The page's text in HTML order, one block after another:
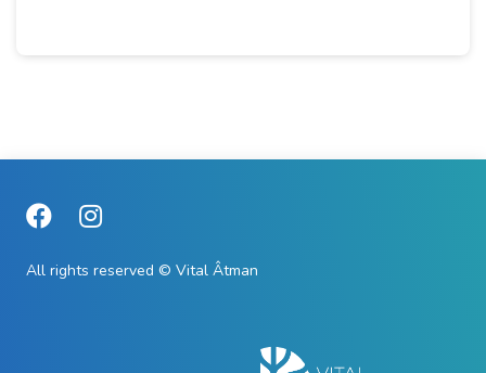
All rights reserved © Vital Âtman